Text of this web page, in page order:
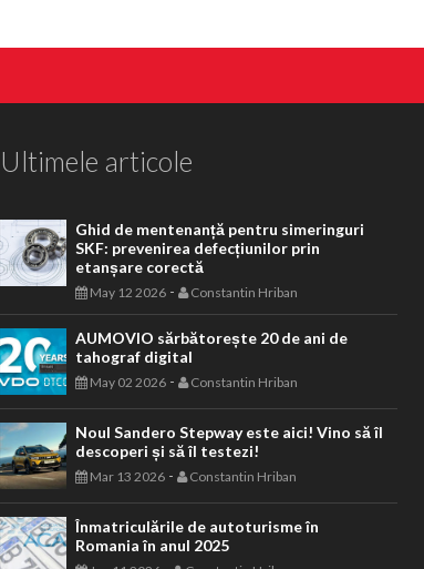
Ultimele articole
Ghid de mentenanță pentru simeringuri
SKF: prevenirea defecțiunilor prin
etanșare corectă
May 12 2026 - Constantin Hriban
AUMOVIO sărbătorește 20 de ani de
tahograf digital
May 02 2026 - Constantin Hriban
Noul Sandero Stepway este aici! Vino să îl
descoperi și să îl testezi!
Mar 13 2026 - Constantin Hriban
Înmatriculările de autoturisme în
Romania în anul 2025